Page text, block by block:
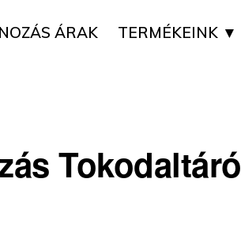
ÁRAK TERMÉKEINK ▼
Tokodaltáró